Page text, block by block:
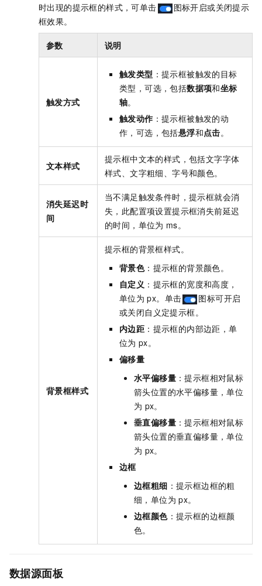
时出现的提示框的样式，可单击
图标开启或关闭提示
框效果。
参数 说明
触发方式
触发类型 ：提示框被触发的目标
类型，可选，包括数据项和坐标
轴。
触发动作 ：提示框被触发的动
作，可选，包括悬浮和点击。
文本样式
提示框中文本的样式，包括文字字体
样式、文字粗细、字号和颜色。
消失延迟时
间
当不满足触发条件时，提示框就会消
失，此配置项设置提示框消失前延迟
的时间，单位为 ms。
背景框样式
提示框的背景框样式。
背景色：提示框的背景颜色。
自定义 ：提示框的宽度和高度，
单位为 px。单击
图标可开启
或关闭自义定提示框。
内边距 ：提示框的内部边距，单
位为 px。
偏移量
水平偏移量 ：提示框相对鼠标
箭头位置的水平偏移量，单位
为 px。
垂直偏移量 ：提示框相对鼠标
箭头位置的垂直偏移量，单位
为 px。
边框
边框粗细 ：提示框边框的粗
细，单位为 px。
边框颜色：提示框的边框颜
色。
数据源面板